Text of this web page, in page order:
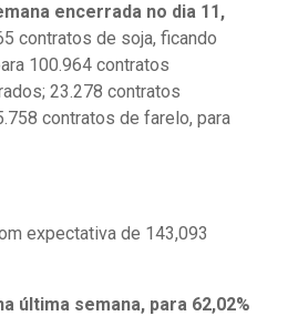
encerrada no dia 11,
contratos de soja, ficando
100.964 contratos
23.278 contratos
contratos de farelo, para
expectativa de 143,093
última semana, para 62,02%